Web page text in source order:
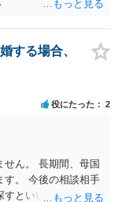
する場合、
役にたった 2
せん。 長期間、母国
す。 今後の相談相手
すといいでしょう。